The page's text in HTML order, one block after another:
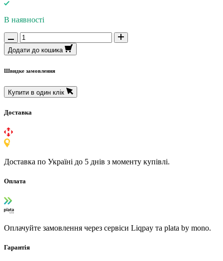
В наявності
Додати до кошика
Швидке замовлення
Купити в один клік
Доставка
Доставка по Україні до 5 днів з моменту купівлі.
Оплата
Оплачуйте замовлення через сервіси Liqpay та plata by mono.
Гарантія